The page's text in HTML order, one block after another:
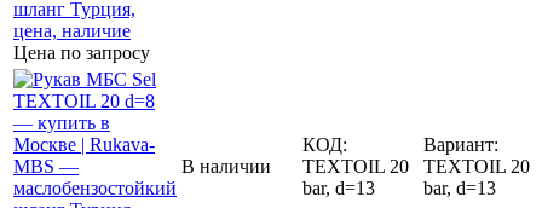
Цена по запросу
В наличии
КОД:
TEXTOIL 20
bar, d=13
Вариант:
TEXTOIL 20
bar, d=13